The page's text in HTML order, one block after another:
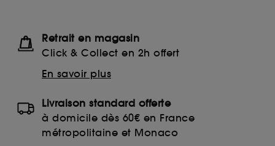
Retrait en magasin
Click & Collect en 2h offert
En savoir plus
Livraison standard offerte
à domicile dès 60€ en France
métropolitaine et Monaco